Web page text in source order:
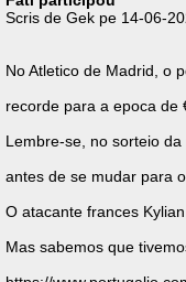
Scris de Gek pe 14-06-
No Atletico de Madrid, o
recorde para a epoca de
Lembre-se, no sorteio
antes de se mudar para
O atacante frances
Mas sabemos que